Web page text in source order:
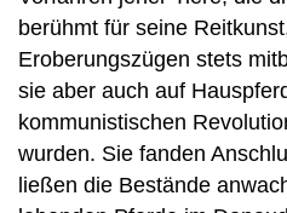
berühmt für seine
Eroberungszügen stets
sie aber auch auf
kommunistischen
wurden. Sie fanden
ließen die Bestände